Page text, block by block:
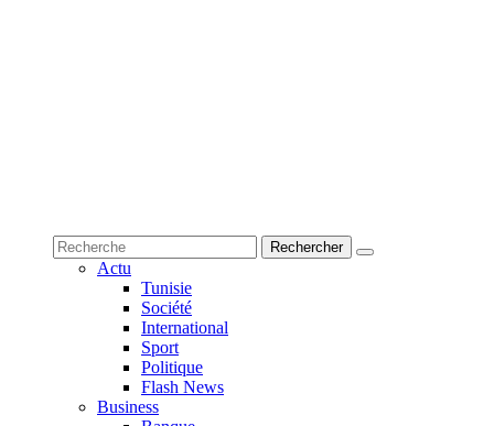
Actu
Tunisie
Société
International
Sport
Politique
Flash News
Business